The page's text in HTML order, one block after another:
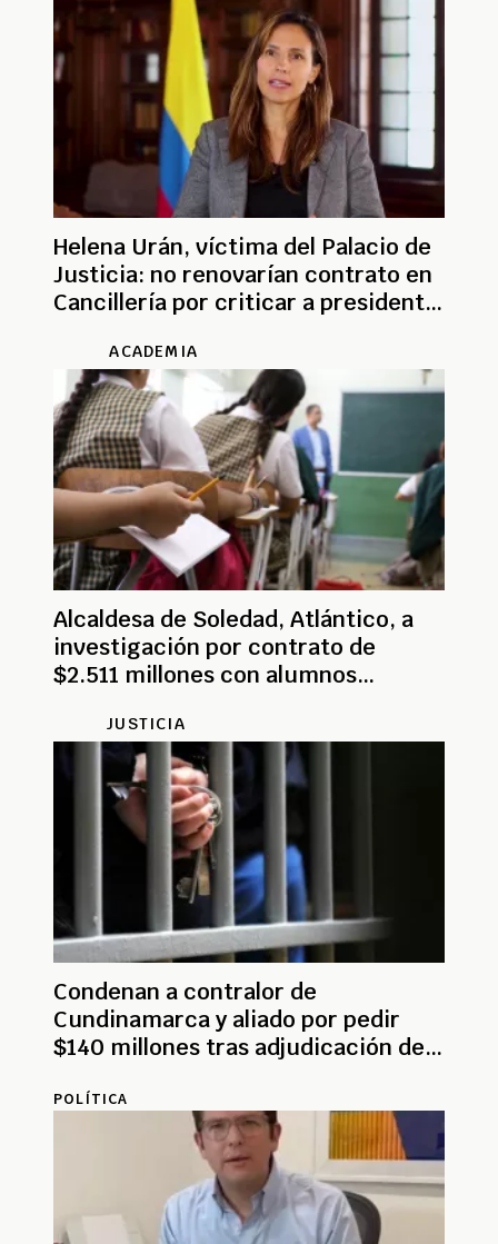
Helena Urán, víctima del Palacio de
Justicia: no renovarían contrato en
Cancillería por criticar a presidente
ACADEMIA
Alcaldesa de Soledad, Atlántico, a
investigación por contrato de
$2.511 millones con alumnos
JUSTICIA
Condenan a contralor de
Cundinamarca y aliado por pedir
$140 millones tras adjudicación de
POLÍTICA